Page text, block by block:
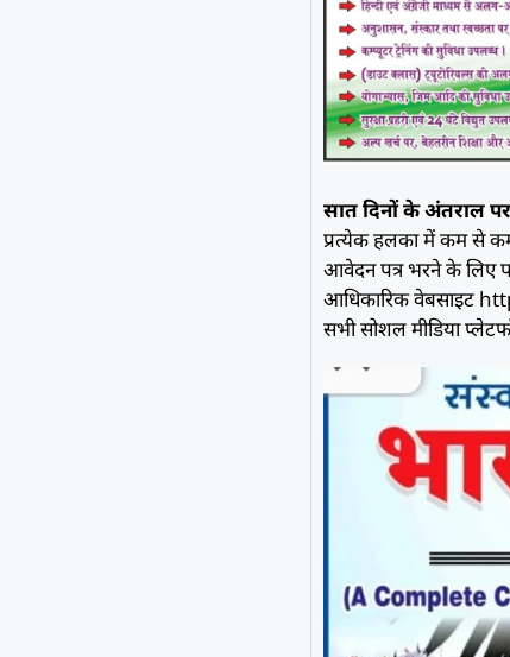
सात दिनों के अंतराल
प्रत्येक हलका में कम से कम
आवेदन पत्र भरने के लिए
आधिकारिक वेबसाइट
सभी सोशल मीडिया